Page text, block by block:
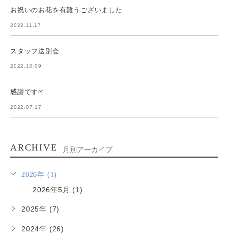
お祝いのお花を有難うございました
2022.11.17
スタッフ送別会
2022.10.09
感謝ですෆ̈
2022.07.17
ARCHIVE 月別アーカイブ
2026年 (1)
2026年5月 (1)
2025年 (7)
2024年 (26)